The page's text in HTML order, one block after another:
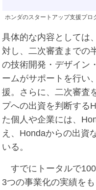
ホンダのスタートアップ支援プロ
具体的な内容としては
対し、二次審査までの
の技術開発・デザイン
ームがサポートを行い
援。さらに、二次審査
プへの出資を判断する
た個人や企業には、
え、Hondaからの出資
いる。
すでにトータルで
3つの事業化の実績を